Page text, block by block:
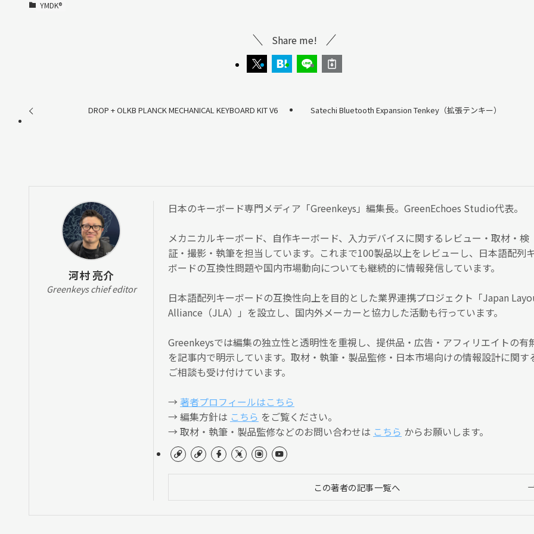
YMDK®︎
Share me!
DROP + OLKB PLANCK MECHANICAL KEYBOARD KIT V6 Satechi Bluetooth Expansion Tenkey（拡張テンキー）
河村 亮介
Greenkeys chief editor
日本のキーボード専門メディア「Greenkeys」編集長。GreenEchoes Studio代表。
メカニカルキーボード、自作キーボード、入力デバイスに関するレビュー・取材・検
証・撮影・執筆を担当しています。これまで100製品以上をレビューし、日本語配列
ボードの互換性問題や国内市場動向についても継続的に情報発信しています。
日本語配列キーボードの互換性向上を目的とした業界連携プロジェクト「Japan
Alliance（JLA）」を設立し、国内外メーカーと協力した活動も行っています。
Greenkeysでは編集の独立性と透明性を重視し、提供品・広告・アフィリエイトの有
を記事内で明示しています。取材・執筆・製品監修・日本市場向けの情報設計に関す
ご相談も受け付けています。
→ 著者プロフィールはこちら
→ 編集方針は こちら をご覧ください。
→ 取材・執筆・製品監修などのお問い合わせは こちら からお願いします。
この著者の記事一覧へ